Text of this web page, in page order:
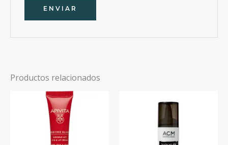
Productos relacionados